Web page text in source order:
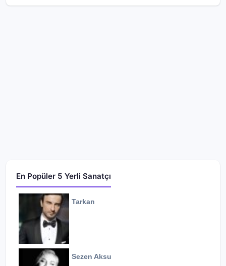
En Popüler 5 Yerli Sanatçı
Tarkan
Sezen Aksu